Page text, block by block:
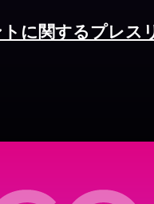
に関するプレス